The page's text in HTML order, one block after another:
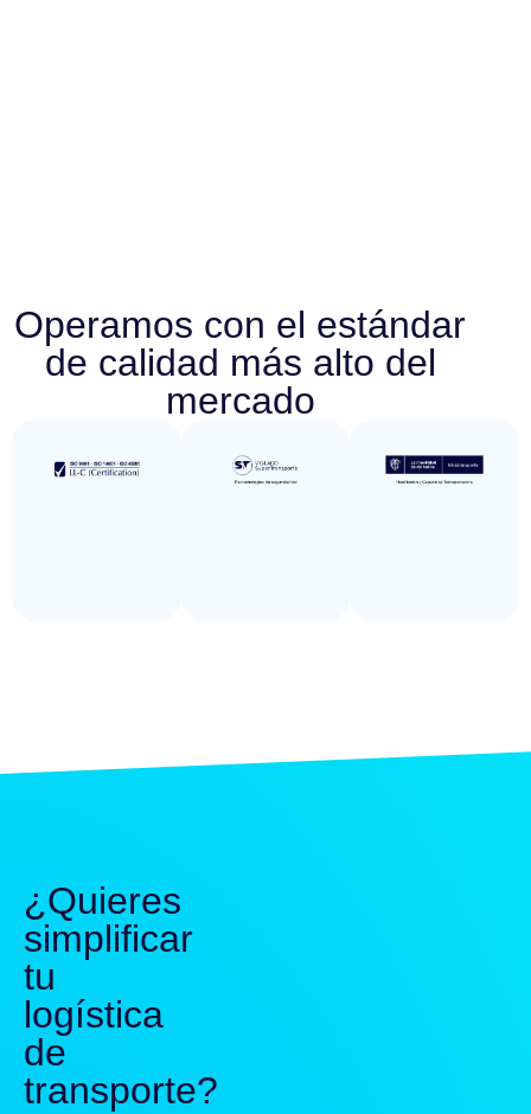
Operamos con el estándar
de calidad más alto del
mercado
¿Quieres
simplificar
tu
logística
de
transporte?